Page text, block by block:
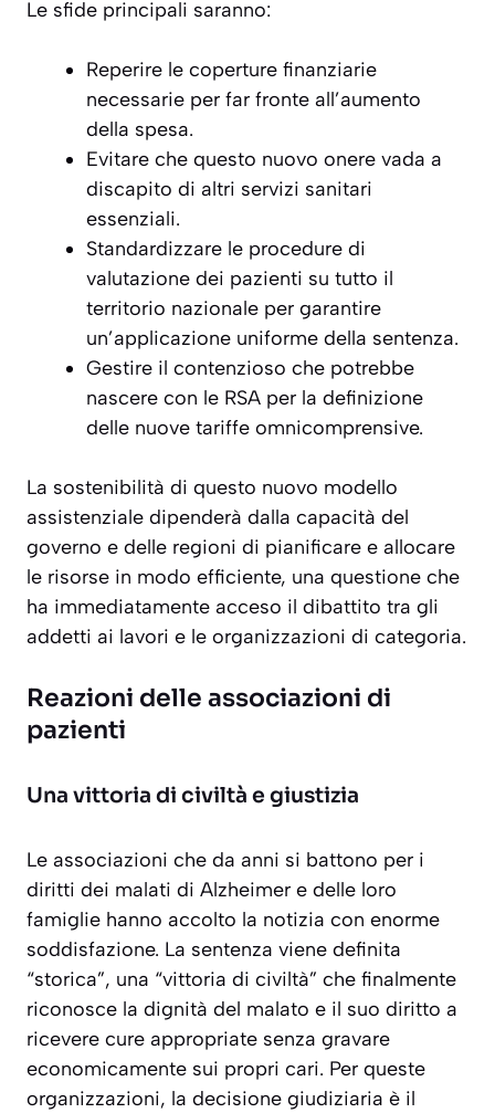
Le sfide principali saranno:
Reperire le coperture finanziarie
necessarie per far fronte all’aumento
della spesa.
Evitare che questo nuovo onere vada a
discapito di altri servizi sanitari
essenziali.
Standardizzare le procedure di
valutazione dei pazienti su tutto il
territorio nazionale per garantire
un’applicazione uniforme della sentenza.
Gestire il contenzioso che potrebbe
nascere con le RSA per la definizione
delle nuove tariffe omnicomprensive.
La sostenibilità di questo nuovo modello
assistenziale dipenderà dalla capacità del
governo e delle regioni di pianificare e allocare
le risorse in modo efficiente, una questione che
ha immediatamente acceso il dibattito tra gli
addetti ai lavori e le organizzazioni di categoria.
Reazioni delle associazioni di
pazienti
Una vittoria di civiltà e giustizia
Le associazioni che da anni si battono per i
diritti dei malati di Alzheimer e delle loro
famiglie hanno accolto la notizia con enorme
soddisfazione. La sentenza viene definita
“storica”, una “vittoria di civiltà” che finalmente
riconosce la dignità del malato e il suo diritto a
ricevere cure appropriate senza gravare
economicamente sui propri cari. Per queste
organizzazioni, la decisione giudiziaria è il